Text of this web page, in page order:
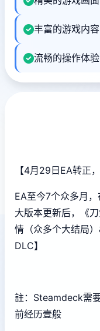
丰富的游戏内容
流畅的操作体验
【4月29日EA转正
EA至今7个众多月
大版本更新后，《
情（众多个大结局
DLC】
註：Steamdeck需
前经历壹般